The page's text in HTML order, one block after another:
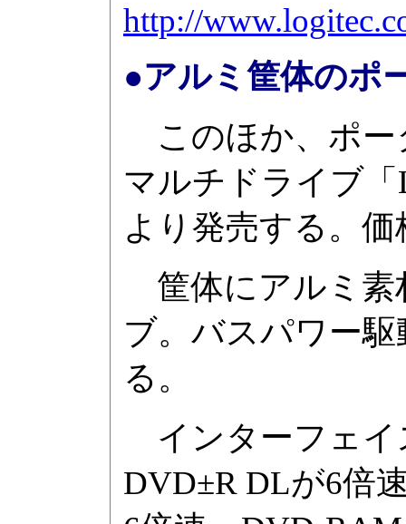
http://
●アルミ筐体のポ
このほか、ポー
マルチドライブ
より発売する。価
筐体にアルミ素
ブ。バスパワー
る。
インターフェイ
DVD±R DLが6倍